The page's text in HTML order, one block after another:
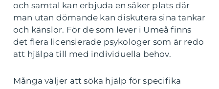
och samtal kan erbjuda en säker plats där
man utan dömande kan diskutera sina tankar
och känslor. För de som lever i Umeå finns
det flera licensierade psykologer som är redo
att hjälpa till med individuella behov.
Många väljer att söka hjälp för specifika